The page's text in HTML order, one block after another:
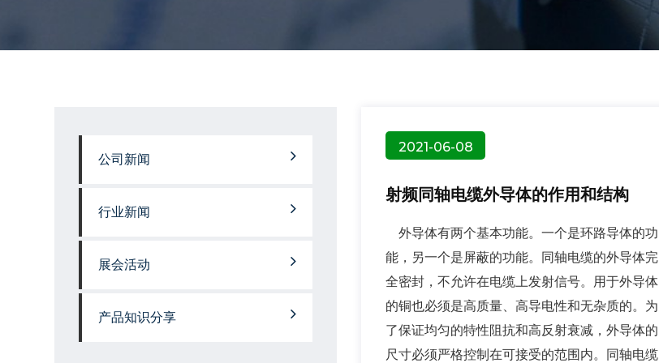
公司新闻
行业新闻
展会活动
产品知识分享
2021-06-08
射频同轴电缆外导体的作用和结构
外导体有两个基本功能。一个是环路导体的功
能，另一个是屏蔽的功能。同轴电缆的外导体完
全密封，不允许在电缆上发射信号。用于外导体
的铜也必须是高质量、高导电性和无杂质的。为
了保证均匀的特性阻抗和高反射衰减，外导体的
尺寸必须严格控制在可接受的范围内。同轴电缆